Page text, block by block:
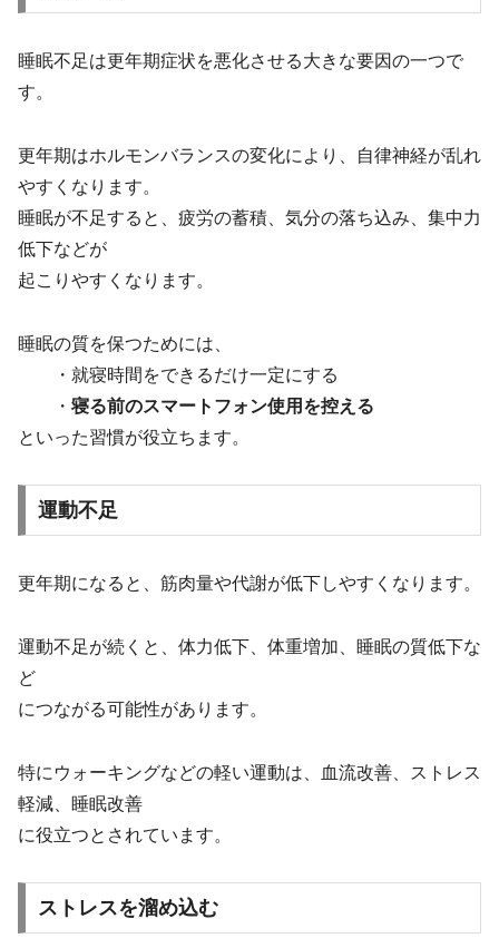
睡眠不足は更年期症状を悪化させる大きな要因の一つで
す。
更年期はホルモンバランスの変化により、自律神経が乱れ
やすくなります。
睡眠が不足すると、疲労の蓄積、気分の落ち込み、集中力
低下などが
起こりやすくなります。
睡眠の質を保つためには、
・就寝時間をできるだけ一定にする
・ 寝る前のスマートフォン使用を控える
といった習慣が役立ちます。
運動不足
更年期になると、筋肉量や代謝が低下しやすくなります。
運動不足が続くと、体力低下、体重増加、睡眠の質低下な
ど
につながる可能性があります。
特にウォーキングなどの軽い運動は、血流改善、ストレス
軽減、睡眠改善
に役立つとされています。
ストレスを溜め込む